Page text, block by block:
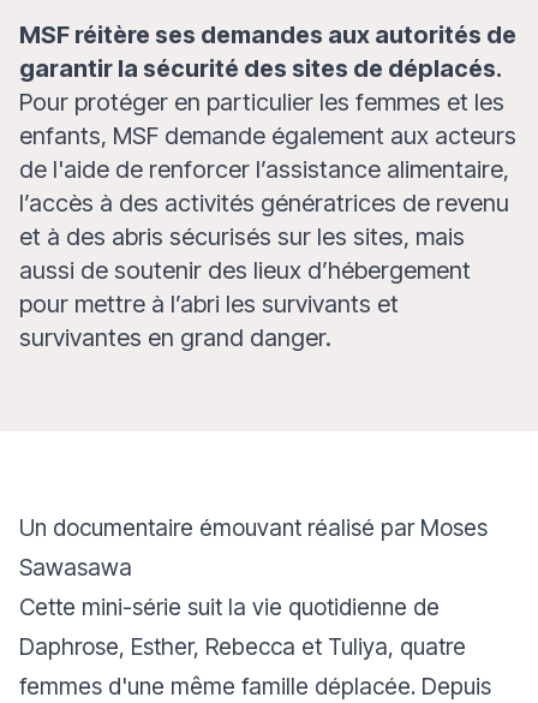
MSF réitère ses demandes aux autorités de
garantir la sécurité des sites de déplacés.
Pour protéger en particulier les femmes et les
enfants, MSF demande également aux acteurs
de l'aide de renforcer l’assistance alimentaire,
l’accès à des activités génératrices de revenu
et à des abris sécurisés sur les sites, mais
aussi de soutenir des lieux d’hébergement
pour mettre à l’abri les survivants et
survivantes en grand danger.
Un documentaire émouvant réalisé par Moses
Sawasawa
Cette mini-série suit la vie quotidienne de
Daphrose, Esther, Rebecca et Tuliya, quatre
femmes d'une même famille déplacée. Depuis